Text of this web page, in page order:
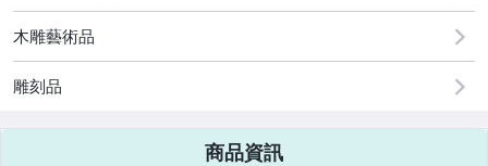
木雕藝術品
雕刻品
商品資訊